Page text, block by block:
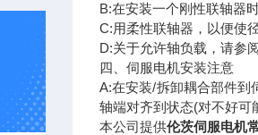
B:在安装一个刚性联轴器
C:用柔性联轴器，以便使
D:关于允许轴负载，请参
四、伺服电机安装注意
A:在安装/拆卸耦合部件到
轴端对齐到状态(对不好可
本公司提供伦茨伺服电机